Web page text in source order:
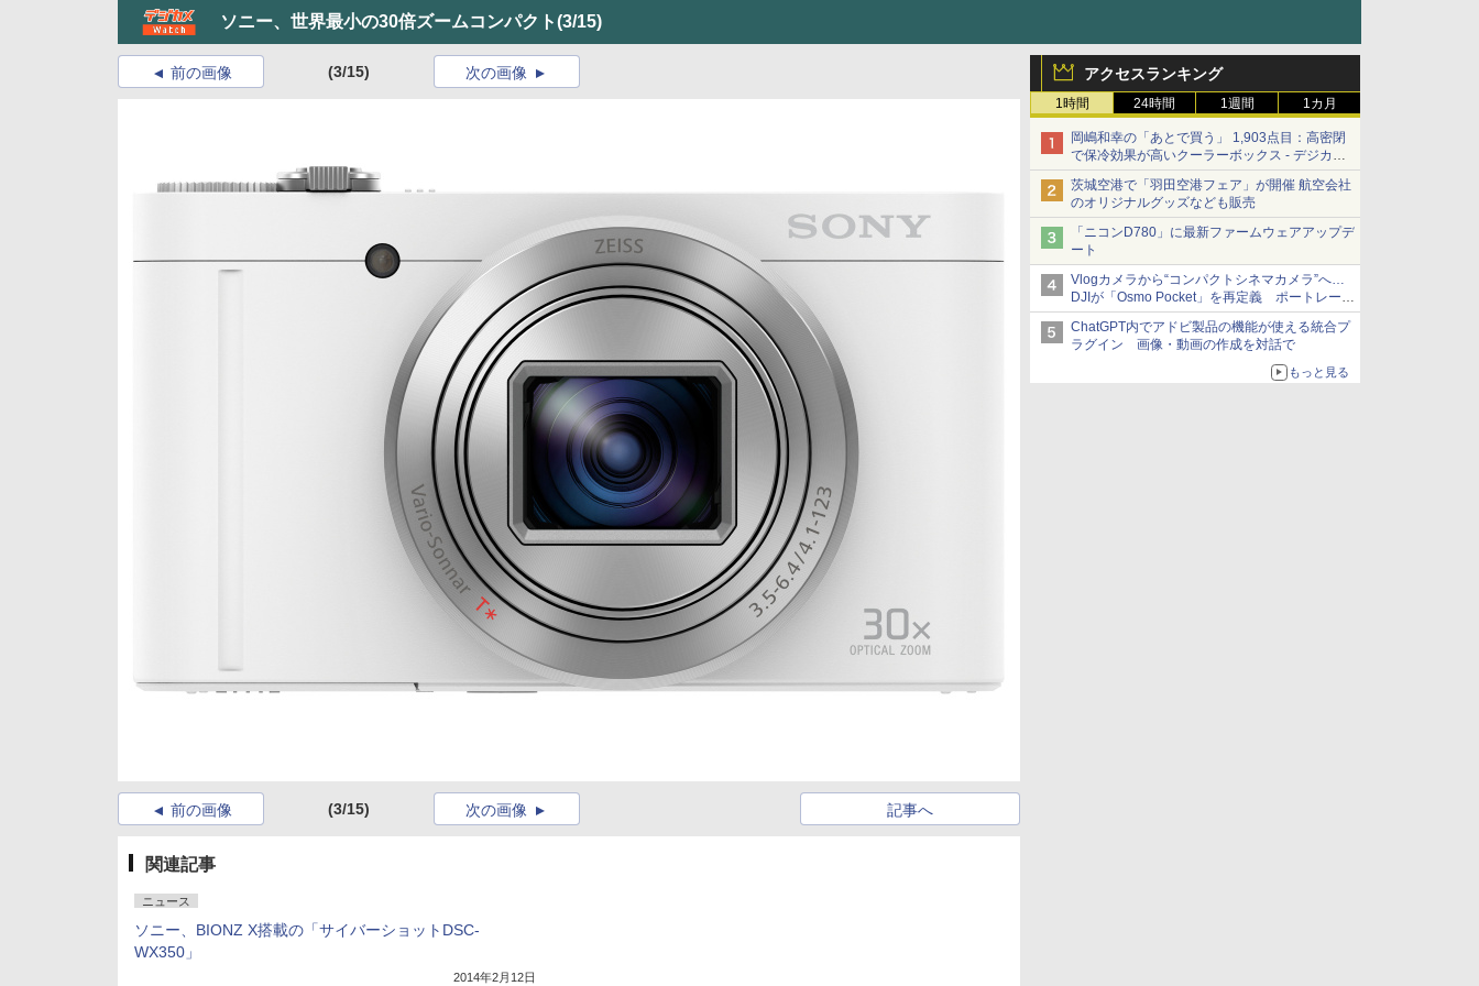
ソニー、世界最小の30倍ズームコンパクト(3/15)
アクセスランキング
1時間 24時間 1週間 1カ月
岡嶋和幸の「あとで買う」 1,903点目：高密閉
で保冷効果が高いクーラーボックス - デジカメ
Watch
茨城空港で「羽田空港フェア」が開催 航空会社
のオリジナルグッズなども販売
「ニコンD780」に最新ファームウェアアップデ
ート
Vlogカメラから“コンパクトシネマカメラ”へ…
DJIが「Osmo Pocket」を再定義 ポートレート
重視の映像設計に
ChatGPT内でアドビ製品の機能が使える統合プ
ラグイン 画像・動画の作成を対話で
もっと見る
前の画像 (3/15) 次の画像
前の画像 (3/15) 記事へ
次の画像
関連記事
ニュース
ソニー、BIONZ X搭載の「サイバーショットDSC-
WX350」
2014年2月12日